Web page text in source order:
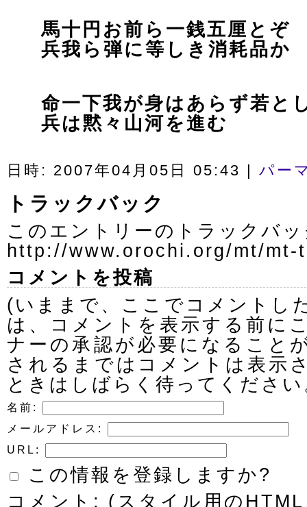
馬十円お前ら一銭五厘とぞ
兵我ら弾に等しき消耗品か
命一下我が身はあらず若と
兵は黙々山河を進む
日時: 2007年04月05日 05:43 | パー
トラックバック
このエントリーのトラックバ
http://www.orochi.org/mt/mt-
コメントを投稿
(いままで、ここでコメントし
は、コメントを表示する前に
ナーの承認が必要になること
されるまではコメントは表示
ときはしばらく待ってくださ
名前:
メールアドレス:
URL:
この情報を登録しますか?
コメント: (スタイル用の